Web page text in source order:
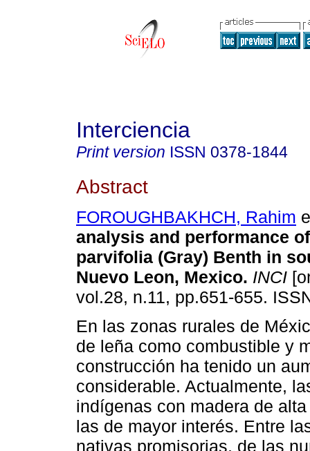
Interciencia
Print version ISSN 0378-1844
Abstract
FOROUGHBAKHCH, Rahim
analysis and performance
parvifolia (Gray) Benth in
Nuevo Leon, Mexico. INCI
vol.28, n.11, pp.651-655.
En las zonas rurales de
de leña como combustible y
construcción ha tenido un
considerable. Actualmente,
indígenas con madera de
las de mayor interés. Entre
nativas promisorias, de las